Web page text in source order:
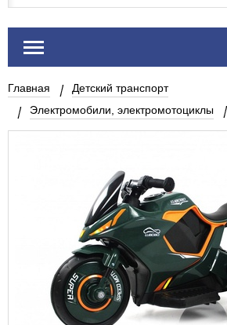
Главная
Детский транспорт
Электромобили, электромотоциклы